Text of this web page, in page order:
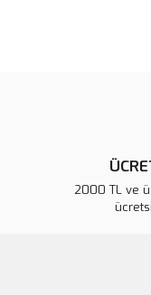
2000 TL ve